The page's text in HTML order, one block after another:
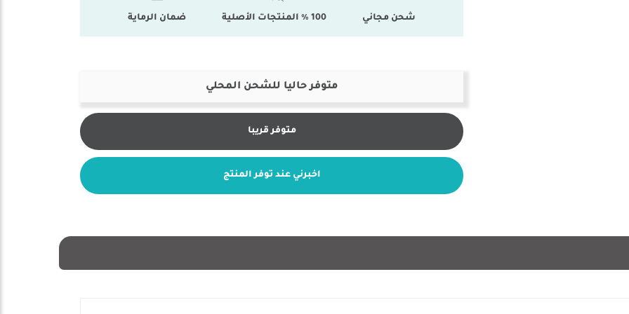
شحن مجاني 100 % المنتجات الأصلية ضمان الرماية
متوفر حاليا للشحن المحلي
متوفر قريبا
اخبرني عند توفر المنتج